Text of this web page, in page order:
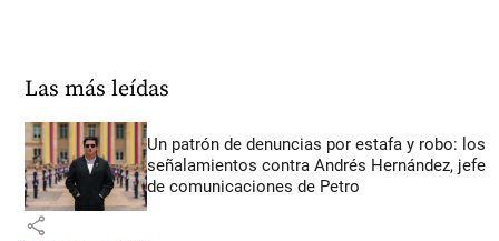
Las más leídas
Un patrón de denuncias por estafa y robo: los
señalamientos contra Andrés Hernández, jefe
de comunicaciones de Petro
share